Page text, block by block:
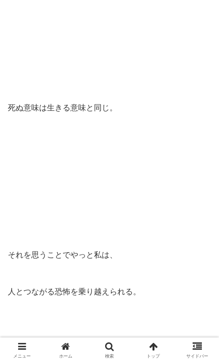
死ぬ意味は生きる意味と同じ。
それを思うことでやっと私は、
人とつながる恐怖を乗り越えられる。
メニュー ホーム 検索 トップ サイドバー